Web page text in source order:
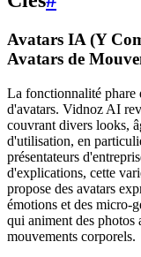
Avatars IA (Y
Avatars de
La fonctionnalité phare
d'avatars. Vidnoz AI
couvrant divers looks,
d'utilisation, en
présentateurs
d'explications, cette
propose des avatars
émotions et des micro-
qui animent des photos
mouvements corporels.